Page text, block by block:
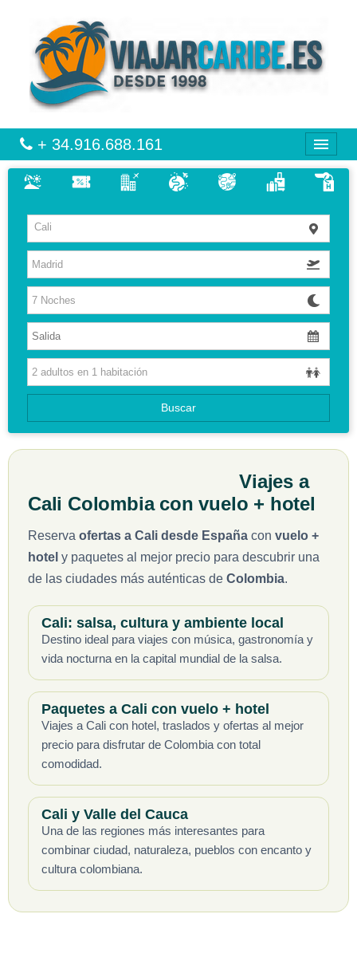
+ 34.916.688.161
VIAJES
VUELO + HOTEL
MULTIDESTINOS
CIRCUITOS
HOTELES
GUIAS DE VIAJES
Cali
Buscar
Viajes a
Cali Colombia con vuelo + hotel
Reserva ofertas a Cali desde España con vuelo +
hotel y paquetes al mejor precio para descubrir una
de las ciudades más auténticas de Colombia.
Cali: salsa, cultura y ambiente local
Destino ideal para viajes con música, gastronomía y
vida nocturna en la capital mundial de la salsa.
Paquetes a Cali con vuelo + hotel
Viajes a Cali con hotel, traslados y ofertas al mejor
precio para disfrutar de Colombia con total
comodidad.
Cali y Valle del Cauca
Una de las regiones más interesantes para
combinar ciudad, naturaleza, pueblos con encanto y
cultura colombiana.